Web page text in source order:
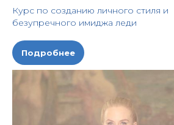
Курс по созданию личного стиля и
безупречного имиджа леди
Подробнее